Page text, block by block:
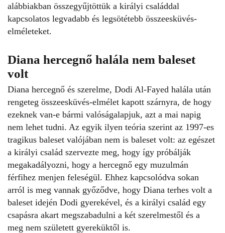
alábbiakban összegyűjtöttük a királyi családdal
kapcsolatos legvadabb és legsötétebb összeesküvés-
elméleteket.
Diana hercegnő halála nem baleset
volt
Diana hercegnő és szerelme, Dodi Al-Fayed halála után
rengeteg összeesküvés-elmélet kapott szárnyra, de hogy
ezeknek van-e bármi valóságalapjuk, azt a mai napig
nem lehet tudni. Az egyik ilyen teória szerint az 1997-es
tragikus baleset valójában nem is baleset volt: az egészet
a királyi család szervezte meg, hogy így próbálják
megakadályozni, hogy a hercegnő egy muzulmán
férfihez menjen feleségül. Ehhez kapcsolódva sokan
arról is meg vannak győződve, hogy Diana terhes volt a
baleset idején Dodi gyerekével, és a királyi család egy
csapásra akart megszabadulni a két szerelmestől és a
meg nem született gyereküktől is.